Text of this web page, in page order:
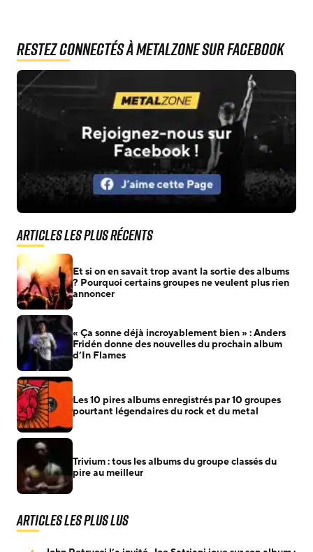
Restez connectés à MetalZone sur Facebook
Articles les plus récents
Et si on en savait trop avant la sortie des albums
? Pourquoi certains groupes ne veulent plus rien
annoncer
« Ça sonne déjà incroyablement bien » : Anders
Fridén donne des nouvelles du prochain album
d’In Flames
Les 10 pires albums enregistrés par 10 groupes
pourtant légendaires du rock et du metal
Trivium : tous les albums du groupe classés du
pire au meilleur
Articles les plus lus